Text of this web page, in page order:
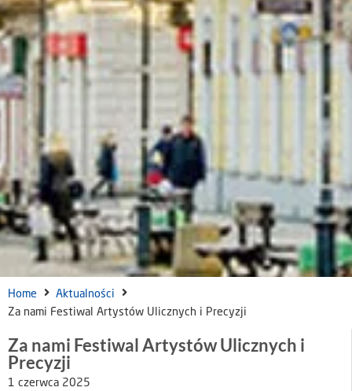
Home
Aktualności
Za nami Festiwal Artystów Ulicznych i Precyzji
Za nami Festiwal Artystów Ulicznych i
Precyzji
1 czerwca 2025